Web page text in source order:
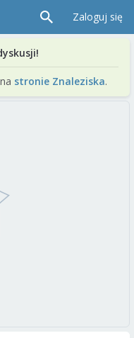
Zaloguj się
stronie Znaleziska.